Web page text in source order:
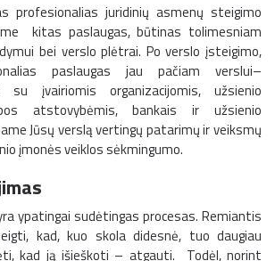
profesionalias juridinių asmenų steigimo
kitas paslaugas, būtinas tolimesniam
bei verslo plėtrai. Po verslo įsteigimo,
paslaugas jau pačiam verslui–
su įvairiomis organizacijomis, užsienio
atstovybėmis, bankais ir užsienio
Jūsų verslą vertingų patarimų ir veiksmų
įmonės veiklos sėkmingumo.
ypatingai sudėtingas procesas. Remiantis
kad, kuo skola didesnė, tuo daugiau
kad ją išieškoti – atgauti. Todėl, norint